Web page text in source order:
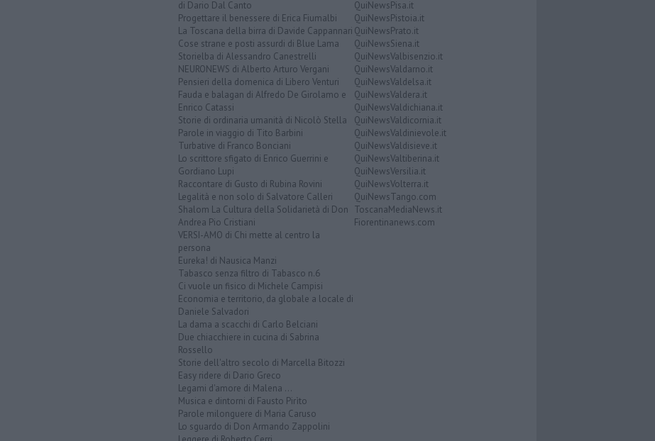
di Dario Dal Canto
Progettare il benessere di Erica Fiumalbi
La Toscana della birra di Davide Cappannari
Cose strane e posti assurdi di Blue Lama
Storielba di Alessandro Canestrelli
NEURONEWS di Alberto Arturo Vergani
Pensieri della domenica di Libero Venturi
Fauda e balagan di Alfredo De Girolamo e
Enrico Catassi
Storie di ordinaria umanità di Nicolò Stella
Parole in viaggio di Tito Barbini
Turbative di Franco Bonciani
Lo scrittore sfigato di Enrico Guerrini e
Gordiano Lupi
Raccontare di Gusto di Rubina Rovini
Legalità e non solo di Salvatore Calleri
Shalom La Cultura della Solidarietà di Don
Andrea Pio Cristiani
VERSI-AMO di Chi mette al centro la
persona
Eureka! di Nausica Manzi
Tabasco senza filtro di Tabasco n.6
Ci vuole un fisico di Michele Campisi
Economia e territorio, da globale a locale di
Daniele Salvadori
La dama a scacchi di Carlo Belciani
Due chiacchiere in cucina di Sabrina
Rossello
Storie dell'altro secolo di Marcella Bitozzi
Easy ridere di Dario Greco
Legami d'amore di Malena ...
Musica e dintorni di Fausto Pirìto
Parole milonguere di Maria Caruso
Lo sguardo di Don Armando Zappolini
QuiNewsPisa.it
QuiNewsPistoia.it
QuiNewsPrato.it
QuiNewsSiena.it
QuiNewsValbisenzio.it
QuiNewsValdarno.it
QuiNewsValdelsa.it
QuiNewsValdera.it
QuiNewsValdichiana.it
QuiNewsValdicornia.it
QuiNewsValdinievole.it
QuiNewsValdisieve.it
QuiNewsValtiberina.it
QuiNewsVersilia.it
QuiNewsVolterra.it
QuiNewsTango.com
ToscanaMediaNews.it
Fiorentinanews.com